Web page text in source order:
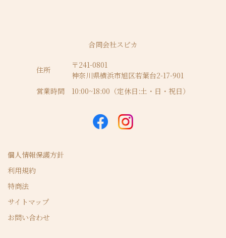
合同会社スピカ
住所
〒241-0801
神奈川県横浜市旭区若葉台2-17-901
営業時間
10:00~18:00（定休日:土・日・祝日）
個人情報保護方針
利用規約
特商法
サイトマップ
お問い合わせ